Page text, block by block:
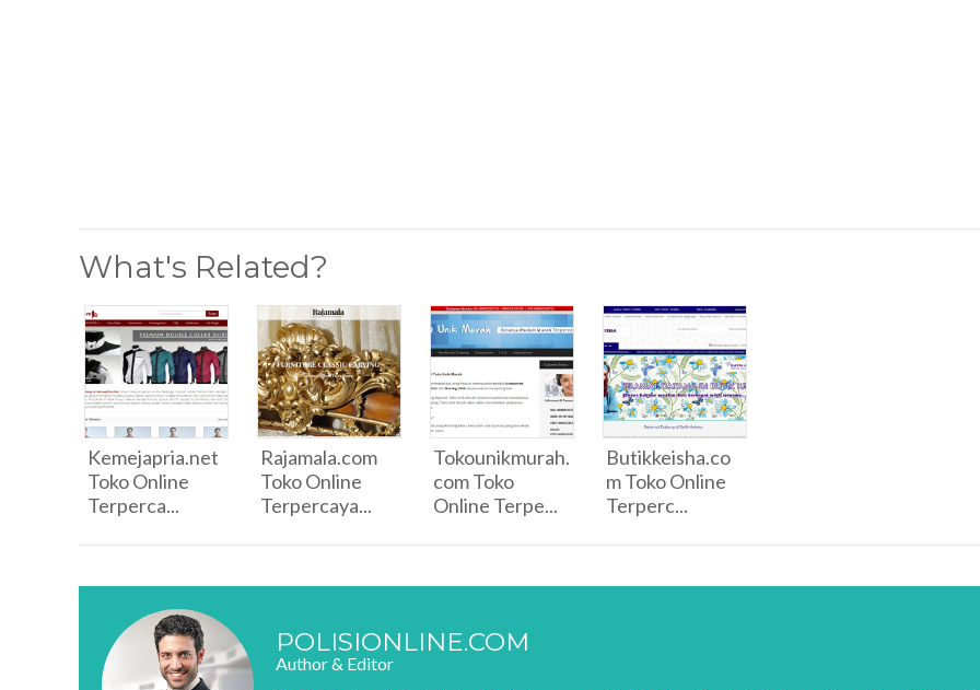
What's Related?
Kemejapria.net
Toko Online
Terperca...
Rajamala.com
Toko Online
Terpercaya...
Tokounikmurah.
com Toko
Online Terpe...
Butikkeisha.co
m Toko Online
Terperc...
POLISIONLINE.COM
Author & Editor